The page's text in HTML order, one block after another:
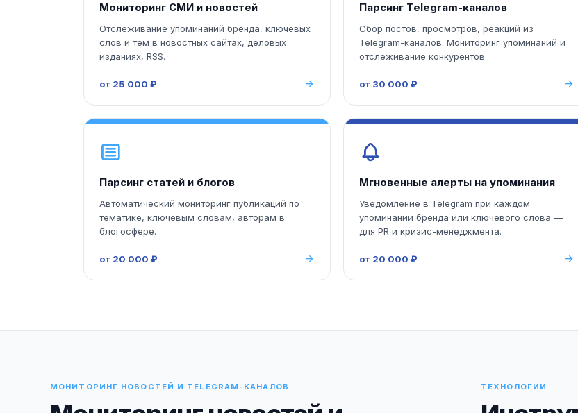
Мониторинг СМИ и новостей
Отслеживание упоминаний бренда, ключевых
слов и тем в новостных сайтах, деловых
изданиях, RSS.
от 25 000 ₽
Парсинг Telegram-каналов
Сбор постов, просмотров, реакций из
Telegram-каналов. Мониторинг упоминаний и
отслеживание конкурентов.
от 30 000 ₽
Парсинг статей и блогов
Автоматический мониторинг публикаций по
тематике, ключевым словам, авторам в
блогосфере.
от 20 000 ₽
Мгновенные алерты на упоминания
Уведомление в Telegram при каждом
упоминании бренда или ключевого слова —
для PR и кризис-менеджмента.
от 20 000 ₽
МОНИТОРИНГ НОВОСТЕЙ И TELEGRAM-КАНАЛОВ ТЕХНОЛОГИИ